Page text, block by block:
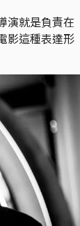
演就是負責在
影這種表達形